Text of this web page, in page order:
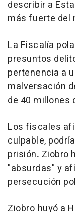
describir a
más fuerte del
La Fiscalía
presuntos
pertenencia a
malversación
de 40 millones
Los fiscales
culpable,
prisión. Ziobro
"absurdas" y
persecución
Ziobro huyó a